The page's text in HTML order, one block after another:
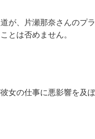
が、片瀬那奈さんのプ
とは否めません。
女の仕事に悪影響を及